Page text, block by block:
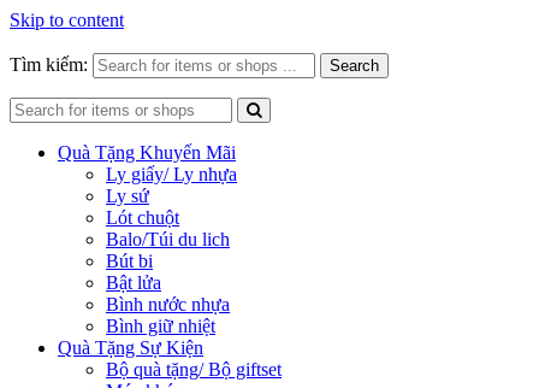
Skip to content
Tìm kiếm: Search
Quà Tặng Khuyến Mãi
Ly giấy/ Ly nhựa
Ly sứ
Lót chuột
Balo/Túi du lich
Bút bi
Bật lửa
Bình nước nhựa
Bình giữ nhiệt
Quà Tặng Sự Kiện
Bộ quà tặng/ Bộ giftset